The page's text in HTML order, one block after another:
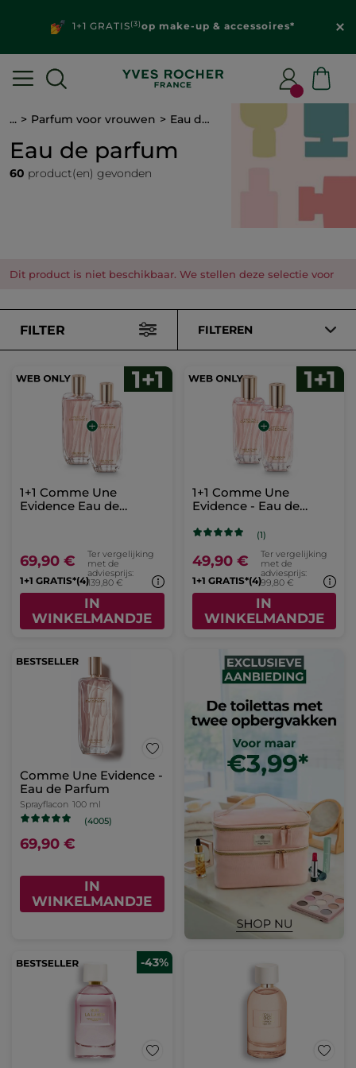
Ontdek je gepersonaliseerde aanbiedingenin je
klantenzone
... Parfum voor vrouwen Eau de parfum
Eau de parfum
60 product(en) gevonden
Dit product is niet beschikbaar. We stellen deze selectie voor
FILTER FILTEREN
1+1 Comme Une
Evidence Eau de
69,90 €
Ter vergelijking
met de
adviesprijs:
139,80 €
1+1 GRATIS*(4)
IN
WINKELMANDJE
1+1 Comme Une
Evidence - Eau de
(1)
49,90 €
Ter vergelijking
met de
adviesprijs:
99,80 €
1+1 GRATIS*(4)
IN
WINKELMANDJE
Comme Une Evidence -
Eau de Parfum
Sprayflacon 100 ml
(4005)
69,90 €
IN
WINKELMANDJE
-43%